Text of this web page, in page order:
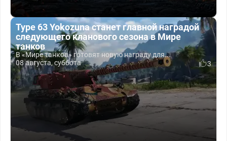
Type 63 Yokozuna станет главной наградой
следующего кланового сезона в Мире
танков
В «Мире танков» готовят новую награду для...
08 августа, суббота
3